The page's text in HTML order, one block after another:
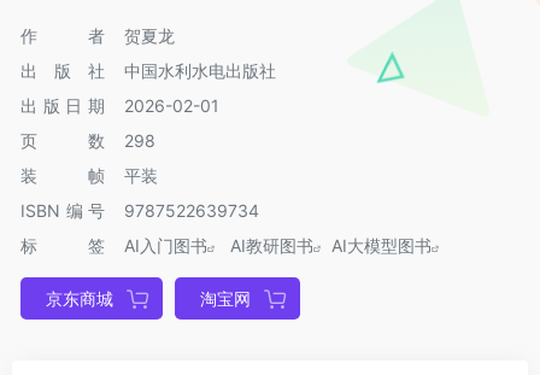
作者
贺夏龙
出版社
中国水利水电出版社
出版日期
2026-02-01
页数
298
装帧
平装
ISBN编号
9787522639734
标签
AI入门图书 AI教研图书 AI大模型图书
京东商城 淘宝网